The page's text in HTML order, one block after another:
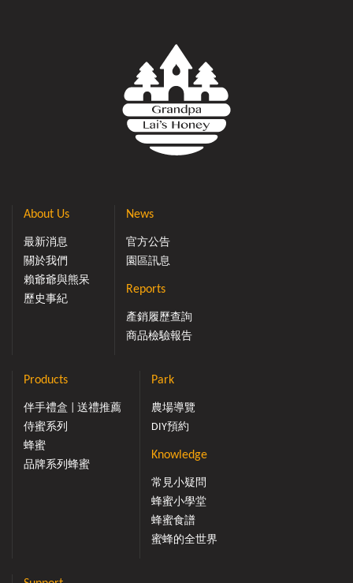
About Us
最新消息
關於我們
賴爺爺與熊呆
歷史事紀
News
官方公告
園區訊息
Reports
產銷履歷查詢
商品檢驗報告
Products
伴手禮盒 | 送禮推薦
侍蜜系列
蜂蜜
品牌系列蜂蜜
Park
農場導覽
DIY預約
Knowledge
常見小疑問
蜂蜜小學堂
蜂蜜食譜
蜜蜂的全世界